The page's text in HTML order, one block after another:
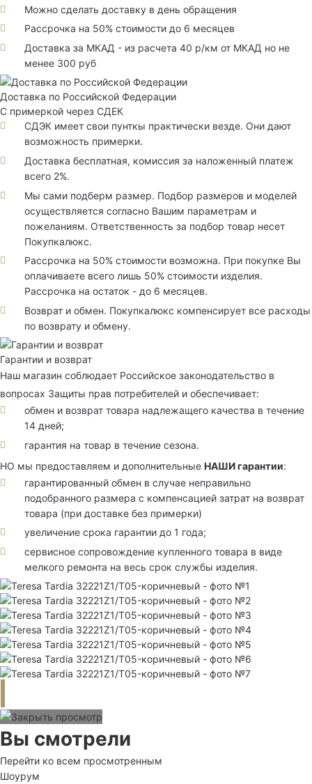
Можно сделать доставку в день обращения
Рассрочка на 50% стоимости до 6 месяцев
Доставка за МКАД - из расчета 40 р/км от МКАД но не
менее 300 руб
Доставка по Российской Федерации
С примеркой через СДЕК
СДЭК имеет свои пунткы практически везде. Они дают
возможность примерки.
Доставка бесплатная, комиссия за наложенный платеж
всего 2%.
Мы сами подберм размер. Подбор размеров и моделей
осуществляется согласно Вашим параметрам и
пожеланиям. Ответственность за подбор товар несет
Покупкалюкс.
Рассрочка на 50% стоимости возможна. При покупке Вы
оплачиваете всего лишь 50% стоимости изделия.
Рассрочка на остаток - до 6 месяцев.
Возврат и обмен. Покупкалюкс компенсирует все расходы
по возврату и обмену.
Гарантии и возврат
Наш магазин соблюдает Российское законодательство в
вопросах Защиты прав потребителей и обеспечивает:
обмен и возврат товара надлежащего качества в течение
14 дней;
гарантия на товар в течение сезона.
НО мы предоставляем и дополнительные НАШИ гарантии:
гарантированный обмен в случае неправильно
подобранного размера с компенсацией затрат на возврат
товара (при доставке без примерки)
увеличение срока гарантии до 1 года;
сервисное сопровождение купленного товара в виде
мелкого ремонта на весь срок службы изделия.
Вы смотрели
Перейти ко всем просмотренным
Шоурум